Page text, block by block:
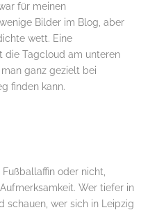
für meinen
Bilder im Blog, aber
wett. Eine
die Tagcloud am unteren
ganz gezielt bei
finden kann.
oder nicht,
Wer tiefer in
schauen, wer sich in Leipzig